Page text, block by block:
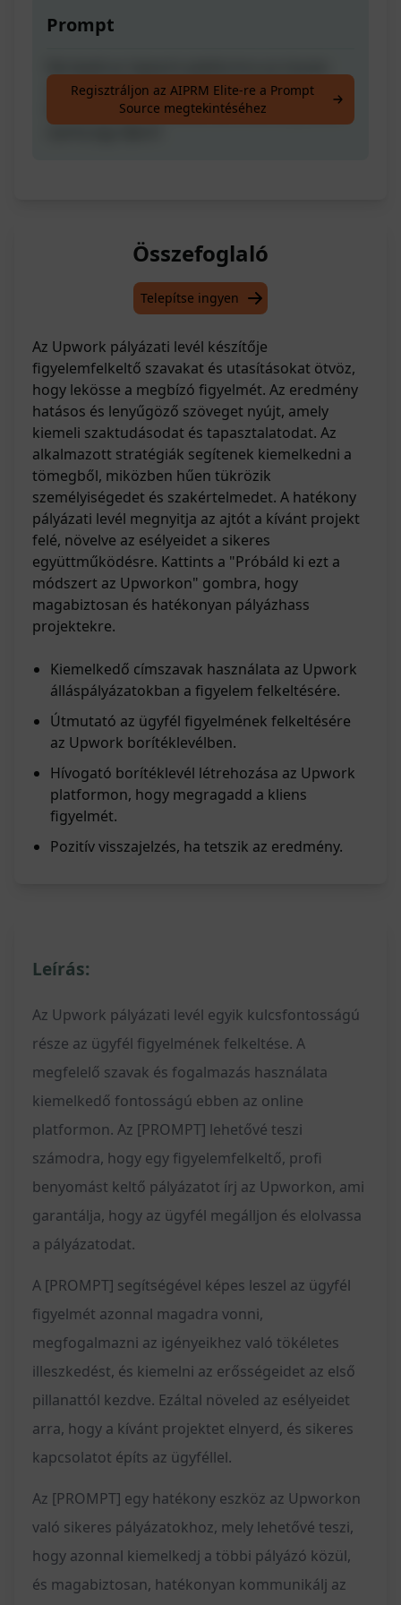
Prompt
utasítással a megrendelő figyelmének
felkeltéséhez. Ha tetszik az eredmény, akkor
Regisztráljon az AIPRM Elite-re a Prompt
Source megtekintéséhez
Összefoglaló
Telepítse ingyen
Az Upwork pályázati levél készítője
figyelemfelkeltő szavakat és utasításokat ötvöz,
hogy lekösse a megbízó figyelmét. Az eredmény
hatásos és lenyűgöző szöveget nyújt, amely
kiemeli szaktudásodat és tapasztalatodat. Az
alkalmazott stratégiák segítenek kiemelkedni a
tömegből, miközben hűen tükrözik
személyiségedet és szakértelmedet. A hatékony
pályázati levél megnyitja az ajtót a kívánt projekt
felé, növelve az esélyeidet a sikeres
együttműködésre. Kattints a "Próbáld ki ezt a
módszert az Upworkon" gombra, hogy
magabiztosan és hatékonyan pályázhass
projektekre.
Kiemelkedő címszavak használata az Upwork
álláspályázatokban a figyelem felkeltésére.
Útmutató az ügyfél figyelmének felkeltésére
az Upwork borítéklevélben.
Hívogató borítéklevél létrehozása az Upwork
platformon, hogy megragadd a kliens
figyelmét.
Pozitív visszajelzés, ha tetszik az eredmény.
Leírás:
Az Upwork pályázati levél egyik kulcsfontosságú
része az ügyfél figyelmének felkeltése. A
megfelelő szavak és fogalmazás használata
kiemelkedő fontosságú ebben az online
platformon. Az [PROMPT] lehetővé teszi
számodra, hogy egy figyelemfelkeltő, profi
benyomást keltő pályázatot írj az Upworkon, ami
garantálja, hogy az ügyfél megálljon és elolvassa
a pályázatodat.
A [PROMPT] segítségével képes leszel az ügyfél
figyelmét azonnal magadra vonni,
megfogalmazni az igényeikhez való tökéletes
illeszkedést, és kiemelni az erősségeidet az első
pillanattól kezdve. Ezáltal növeled az esélyeidet
arra, hogy a kívánt projektet elnyerd, és sikeres
kapcsolatot építs az ügyféllel.
Az [PROMPT] egy hatékony eszköz az Upworkon
való sikeres pályázatokhoz, mely lehetővé teszi,
hogy azonnal kiemelkedj a többi pályázó közül,
és magabiztosan, hatékonyan kommunikálj az